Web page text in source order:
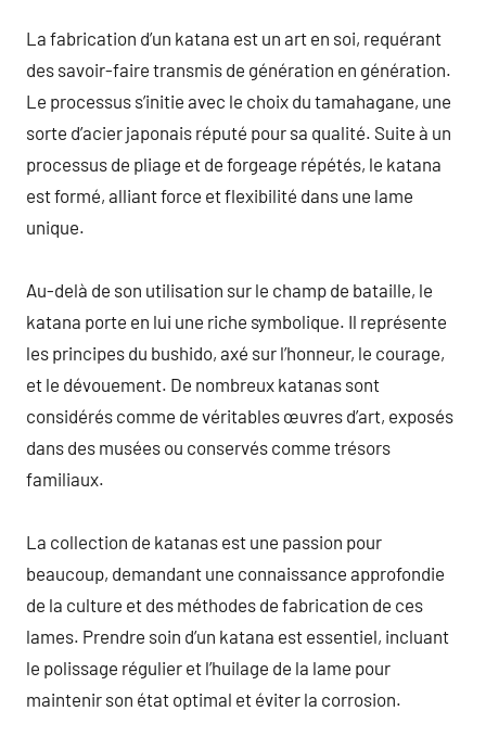
La fabrication d’un katana est un art en soi, requérant
des savoir-faire transmis de génération en génération.
Le processus s’initie avec le choix du tamahagane, une
sorte d’acier japonais réputé pour sa qualité. Suite à un
processus de pliage et de forgeage répétés, le katana
est formé, alliant force et flexibilité dans une lame
unique.
Au-delà de son utilisation sur le champ de bataille, le
katana porte en lui une riche symbolique. Il représente
les principes du bushido, axé sur l’honneur, le courage,
et le dévouement. De nombreux katanas sont
considérés comme de véritables œuvres d’art, exposés
dans des musées ou conservés comme trésors
familiaux.
La collection de katanas est une passion pour
beaucoup, demandant une connaissance approfondie
de la culture et des méthodes de fabrication de ces
lames. Prendre soin d’un katana est essentiel, incluant
le polissage régulier et l’huilage de la lame pour
maintenir son état optimal et éviter la corrosion.